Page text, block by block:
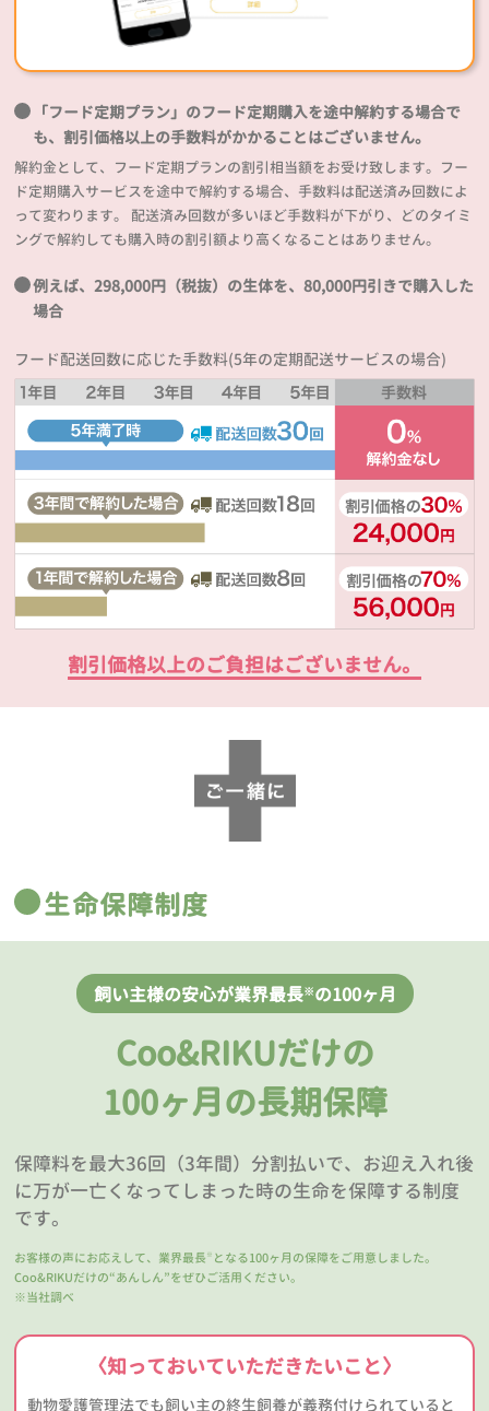
「フード定期プラン」のフード定期購入を途中解約する場合で
も、割引価格以上の手数料がかかることはございません。
解約金として、フード定期プランの割引相当額をお受け致します。フー
ド定期購入サービスを途中で解約する場合、手数料は配送済み回数によ
って変わります。 配送済み回数が多いほど手数料が下がり、どのタイミ
ングで解約しても購入時の割引額より高くなることはありません。
例えば、298,000円（税抜）の生体を、80,000円引きで購入した
場合
フード配送回数に応じた手数料(5年の定期配送サービスの場合)
割引価格以上のご負担はございません。
生命保障制度
飼い主様の安心が業界最長※の100ヶ月
Coo&RIKUだけの
100ヶ月の長期保障
保障料を最大36回（3年間）分割払いで、お迎え入れ後
に万が一亡くなってしまった時の生命を保障する制度
です。
お客様の声にお応えして、業界最長 ※ となる100ヶ月の保障をご用意しました。
Coo&RIKUだけの“あんしん”をぜひご活用ください。
※当社調べ
〈知っておいていただきたいこと〉
動物愛護管理法でも飼い主の終生飼養が義務付けられていると